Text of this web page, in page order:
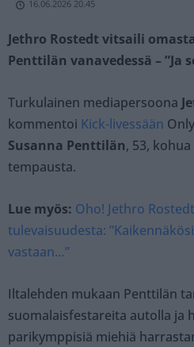
16.06.2026 20.45
Jethro Rostedt vitsaili
Penttilän vanavedessä – ”Ja
Turkulainen mediapersoona
kommentoi Kick-livessään
Susanna Penttilän, 53,
tempausta.
Lue myös: Oho! Jethro
tulevaisuudesta:
vastaan…”
Iltalehden mukaan Penttilän
suomalaisfestareita autolla ja
parikymppisiä miehiä